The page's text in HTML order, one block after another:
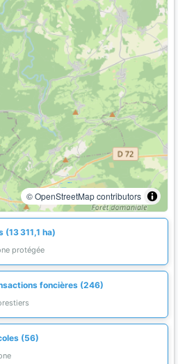
© OpenStreetMap contributors
311,1 ha)
protégée
foncières (246)
(56)